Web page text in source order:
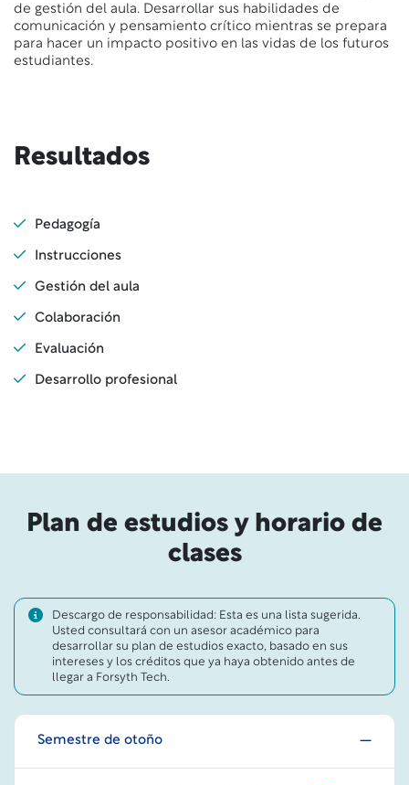
de gestión del aula. Desarrollar sus habilidades de
comunicación y pensamiento crítico mientras se prepara
para hacer un impacto positivo en las vidas de los futuros
estudiantes.
Resultados
Pedagogía
Instrucciones
Gestión del aula
Colaboración
Evaluación
Desarrollo profesional
Plan de estudios y horario de
clases
Descargo de responsabilidad: Esta es una lista sugerida.
Usted consultará con un asesor académico para
desarrollar su plan de estudios exacto, basado en sus
intereses y los créditos que ya haya obtenido antes de
llegar a Forsyth Tech.
Semestre de otoño